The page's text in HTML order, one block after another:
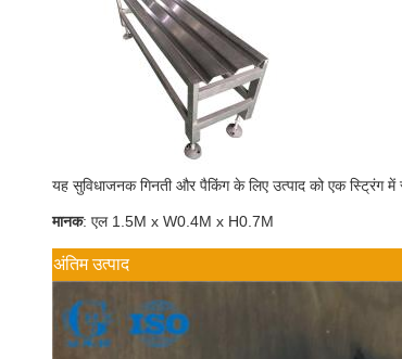
यह सुविधाजनक गिनती और पैकिंग के लिए उत्पाद को एक स्ट्रिंग में
मानक: एल 1.5M x W0.4M x H0.7M
अंतिम उत्पाद